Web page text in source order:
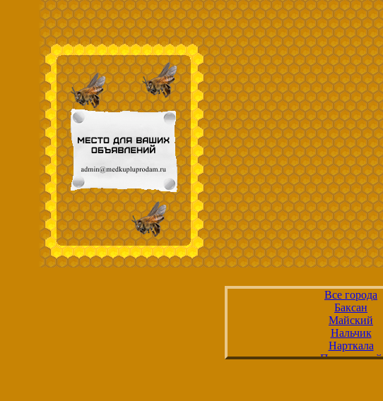
Все города
Баксан
Майский
Нальчик
Нарткала
Прохладный